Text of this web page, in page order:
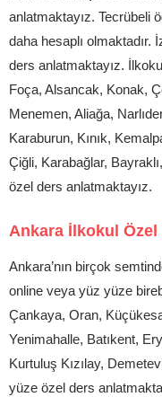
anlatmaktayız. Tecrübeli
daha hesaplı olmaktadır.
ders anlatmaktayız.
Foça, Alsancak, Konak,
Menemen, Aliağa,
Karaburun, Kınık,
Çiğli, Karabağlar,
özel ders anlatmaktayız.
Ankara İlkokul Özel
Ankara’nın birçok
online veya yüz yüze
Çankaya, Oran,
Yenimahalle, Batıkent,
Kurtuluş Kızılay,
yüze özel ders